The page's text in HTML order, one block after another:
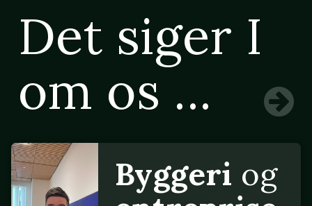
Det siger I
om os ...
Byggeri og